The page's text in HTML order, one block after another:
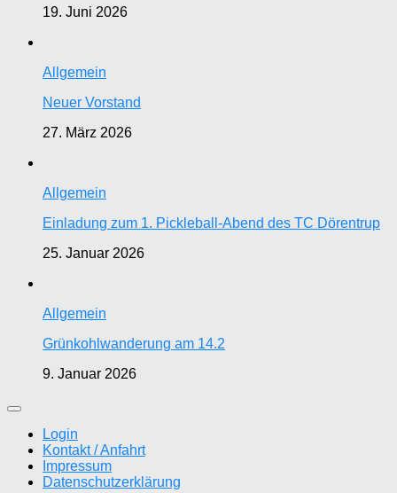
19. Juni 2026
Allgemein
Neuer Vorstand
27. März 2026
Allgemein
Einladung zum 1. Pickleball-Abend des TC Dörentrup
25. Januar 2026
Allgemein
Grünkohlwanderung am 14.2
9. Januar 2026
Login
Kontakt / Anfahrt
Impressum
Datenschutzerklärung